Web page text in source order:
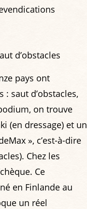
d’obstacles
pays ont
: saut d’obstacles,
on trouve
(en dressage) et un
», c’est-à-dire
Chez les
Ce
en Finlande au
un réel